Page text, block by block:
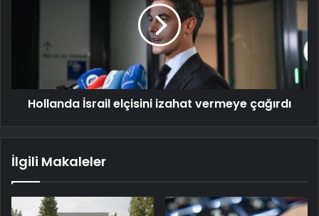
Hollanda İsrail elçisini izahat vermeye çağırdı
İlgili Makaleler